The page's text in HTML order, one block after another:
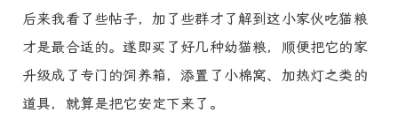
后来我看了些帖子，加了些群才了解到这小家伙吃猫粮
才是最合适的。遂即买了好几种幼猫粮，顺便把它的家
升级成了专门的饲养箱，添置了小棉窝、加热灯之类的
道具，就算是把它安定下来了。